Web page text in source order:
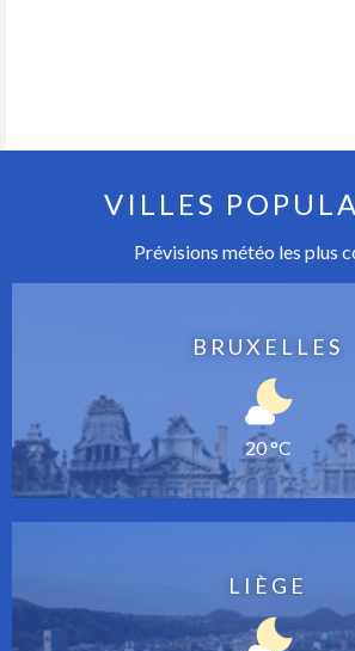
VILLES
Prévisions météo les plus
BRUXELLES
20 °C
LIÈGE